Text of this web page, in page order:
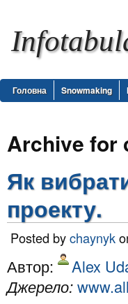
Головна Snowmaking
Archive for
Як
проекту.
Posted bychaynyk
Автор: Alex
Джерело: